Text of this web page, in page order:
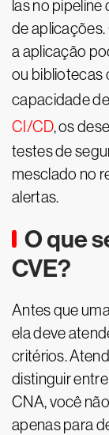
las no
de
a aplicação
ou bibliotecas
capacidade
CI/CD, os
testes de
mesclado no
alertas.
O que
CVE?
Antes que
ela deve
critérios.
distinguir
CNA, você
apenas para